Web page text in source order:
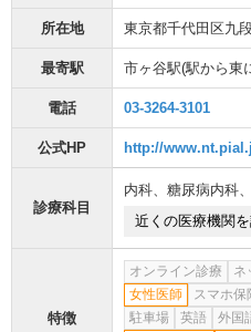
所在地 東京都千代田区九
最寄駅 市ヶ谷駅(駅から東
電話 03-3264-3101
公式HP http://
診療科目
内科、 糖尿病内科、
近くの医療機関
特徴
オンライン診療 ネ
女性医師
スマホ保
駐車場
英語 外国